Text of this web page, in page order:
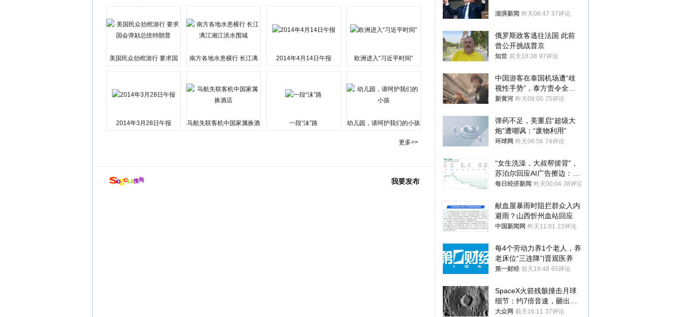
美国民众抬棺游行 要求国
南方各地水患横行 长江漓
2014年4月14日午报 欧洲进入“习近平时间”
2014年3月28日午报
马航失联客机中国家属换酒
一段“沫”路 幼儿园，请呵护我们的小孩
更多>>
我要发布
澎湃新闻 昨天08:47 37评论
俄罗斯政客逃往法国 此前
曾公开挑战普京
知世 前天18:38 97评论
中国游客在泰国机场遭“歧
视性手势”，泰方责令全面
调查，对责任人采取最严厉
新黄河 昨天09:00 75评论
弹药不足，美重启“超级大
炮”遭嘲讽：“废物利用”
环球网 昨天06:56 74评论
“女生洗澡，大叔帮搓背”，
苏泊尔回应AI广告擦边：视
频全下架，已强化内容管理
每日经济新闻 昨天00:04 38评论
献血屋暴雨时阻拦群众入内
避雨？山西忻州血站回应
中国新闻网 昨天11:01 23评论
每4个劳动力养1个老人，养
老床位“三连降”|晋观医养
第一财经 前天19:48 65评论
SpaceX火箭残骸撞击月球
细节：约7倍音速，砸出直
径约30米撞击坑
大众网 前天16:11 37评论